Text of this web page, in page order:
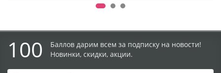
100
Баллов дарим всем за подписку на новости!
Новинки, скидки, акции.